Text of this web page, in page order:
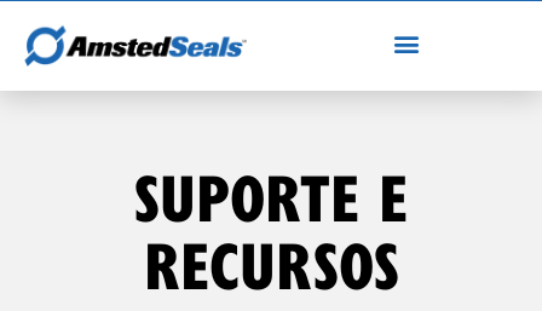
SUPORTE E
RECURSOS